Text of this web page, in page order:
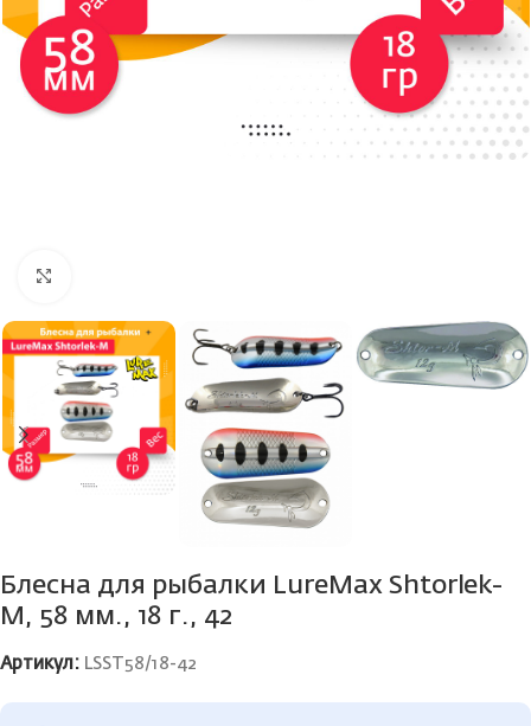
Блесна для рыбалки LureMax Shtorlek-
M, 58 мм., 18 г., 42
Артикул: LSST58/18-42